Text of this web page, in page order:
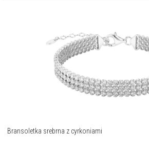
Bransoletka srebrna z cyrkoniami